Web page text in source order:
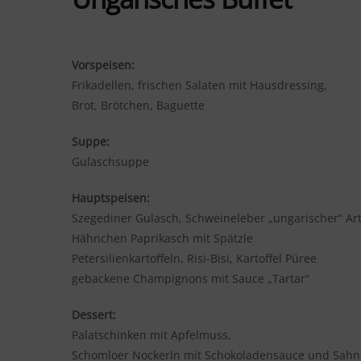
Vorspeisen:
Frikadellen, frischen Salaten mit Hausdressing,
Brot, Brötchen, Baguette
Suppe:
Gulaschsuppe
Hauptspeisen:
Szegediner Gulasch, Schweineleber „ungarischer“ Art
Hähnchen Paprikasch mit Spätzle
Petersilienkartoffeln, Risi-Bisi, Kartoffel Püree
gebackene Champignons mit Sauce „Tartar“
Dessert:
Palatschinken mit Apfelmuss,
Schomloer Nockerln mit Schokoladensauce und